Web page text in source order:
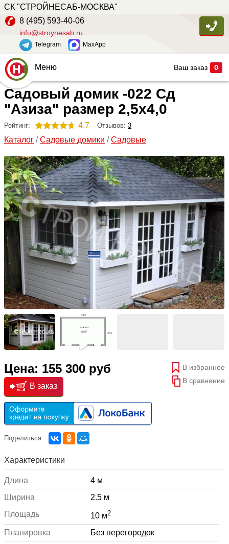
СК "СТРОЙНЕСАБ-МОСКВА"
8 (495) 593-40-06
info@stroynesab.ru
Telegram MaxApp
Ваш заказ 0
Главная
Каталог
Услуги
Наши работы
Сопутствующие товары
О компании
Контакты
Меню
Садовый домик -022 Сд
"Азиза" размер 2,5х4,0
Рейтинг: 4.7 Отзывов: 3
Каталог /Садовые домики /Садовые
Цена: 155 300 руб
В избранное
В сравнение
В заказ
Поделиться:
Характеристики
Длина
4 м
Ширина
2.5 м
Площадь
10 м2
Планировка
Без перегородок